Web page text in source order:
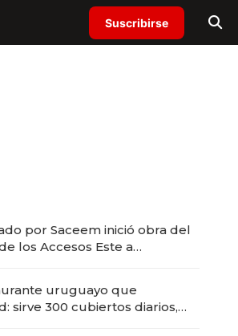
Suscribirse
por Saceem inició obra del
los Accesos Este a
uruguayo que
sirve 300 cubiertos diarios,